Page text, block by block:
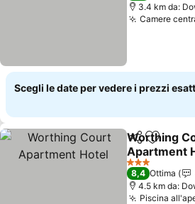
3.4 km da:
Camere
Scegli le date per vedere i prezzi
Condividi
Worthing
Apartment
Scopri i
3 Stelle
8,4 Ottima
4.5 km da:
Piscina